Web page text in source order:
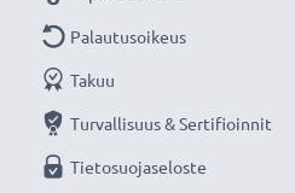
Palautusoikeus
Takuu
Turvallisuus & Sertifioinnit
Tietosuojaseloste